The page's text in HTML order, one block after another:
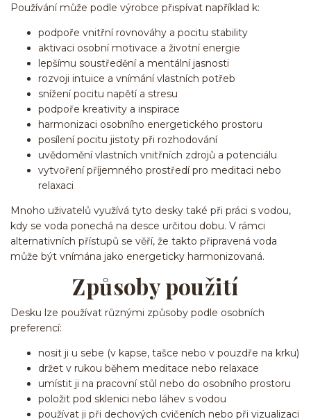
Používání může podle výrobce přispívat například k:
podpoře vnitřní rovnováhy a pocitu stability
aktivaci osobní motivace a životní energie
lepšímu soustředění a mentální jasnosti
rozvoji intuice a vnímání vlastních potřeb
snížení pocitu napětí a stresu
podpoře kreativity a inspirace
harmonizaci osobního energetického prostoru
posílení pocitu jistoty při rozhodování
uvědomění vlastních vnitřních zdrojů a potenciálu
vytvoření příjemného prostředí pro meditaci nebo
relaxaci
Mnoho uživatelů využívá tyto desky také při práci s vodou,
kdy se voda ponechá na desce určitou dobu. V rámci
alternativních přístupů se věří, že takto připravená voda
může být vnímána jako energeticky harmonizovaná.
Způsoby použití
Desku lze používat různými způsoby podle osobních
preferencí:
nosit ji u sebe (v kapse, tašce nebo v pouzdře na krku)
držet v rukou během meditace nebo relaxace
umístit ji na pracovní stůl nebo do osobního prostoru
položit pod sklenici nebo láhev s vodou
používat ji při dechových cvičeních nebo při vizualizaci